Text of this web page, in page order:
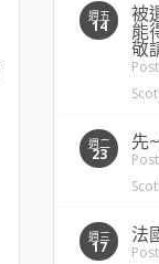
週五
14
被
能
敬
週二
23
先
週三
17
法